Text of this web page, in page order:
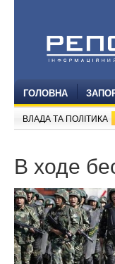
ГОЛОВНА
ВЛАДА ТА ПОЛІТИКА
В ходе